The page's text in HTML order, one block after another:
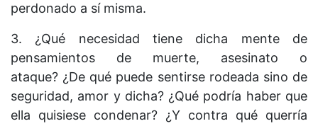
perdonado a sí misma.
3. ¿Qué necesidad tiene dicha mente de
pensamientos de muerte, asesinato o
ataque? ¿De qué puede sentirse rodeada sino de
seguridad, amor y dicha? ¿Qué podría haber que
ella quisiese condenar? ¿Y contra qué querría